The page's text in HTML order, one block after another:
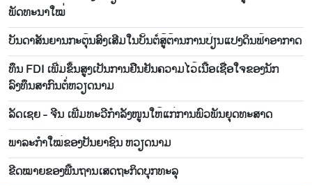
ພັດທະນາໃໝ່
ບັນ​ດາ​ສັນ​ຍານກະ​ຕຸ້ນ​ສົ່ງ​ເສີມ​ໃນ​ບັ້ນ​ຕໍ່​ສູ້​ຕ້ານ​ການ​ປ່ຽນ​ແປງ​ດິນ​ຟ້າ​ອາ​ກາດ
ທຶນ FDI ເພີ່ມຂຶ້ນສູງເປັນການຢືນຢັນຄວາມໄວ້ເນື້ອເຊື່ອໃຈຂອງນັກ
ລົງທຶນສາກົນຕໍ່ຫວຽດນາມ
ລັດເຊຍ - ຈີນ ເພີ່ມທະວີກຳລັງໜູນໃຫ້ແກ່ການພົວພັນຍຸດທະສາດ
ພາ​ລະກຳ​ໃໝ່​ຂອງ​ປັນ​ຍາຊົນ ຫວຽດ​ນາມ
ຂີດ​ໝາຍ​ຂອງ​ພື້ນ​ຖານ​ເສດ​ຖະ​ກິດ​ບຸກ​ທະ​ລຸ